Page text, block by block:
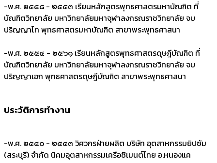
-พ.ศ. ๒๕๔๘ - ๒๕๕๓ เรียนหลักสูตรพุทธศาสตรมหาบัณฑิต ที่
บัณฑิตวิทยาลัย มหาวิทยาลัยมหาจุฬาลงกรณราชวิทยาลัย จบ
ปริญญาโท พุทธศาสตรมหาบัณฑิต สาขาพระพุทธศาสนา
-พ.ศ. ๒๕๕๔ - ๒๕๖๑ เรียนหลักสูตรพุทธศาสตรดุษฎีบัณฑิต ที่
บัณฑิตวิทยาลัย มหาวิทยาลัยมหาจุฬาลงกรณราชวิทยาลัย จบ
ปริญญาเอก พุทธศาสตรดุษฎีบัณฑิต สาขาพระพุทธศาสนา
ประวัติการทำงาน
-พ.ศ. ๒๕๔๐ - ๒๕๔๓ วิศวกรฝ่ายผลิต บริษัท อุตสาหกรรมยิปซัม
(สระบุรี) จำกัด นิคมอุตสาหกรรมเครือซิเมนต์ไทย อ.หนองแค